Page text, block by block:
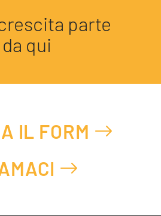
parte
da qui
IL FORM